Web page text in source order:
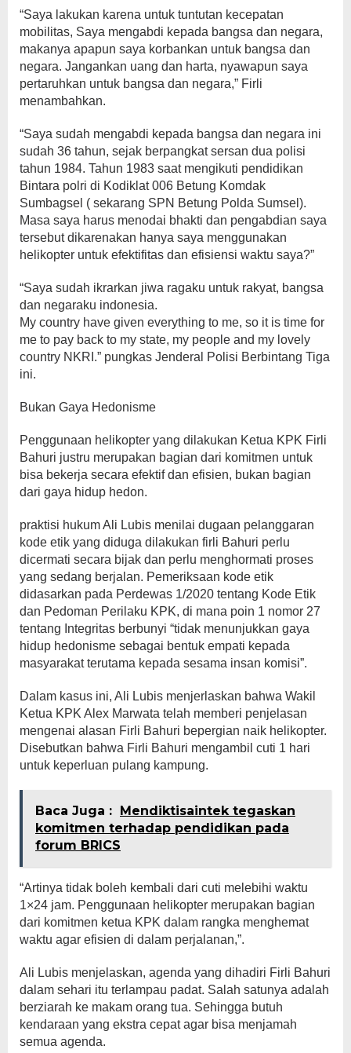
“Saya lakukan karena untuk tuntutan kecepatan
mobilitas, Saya mengabdi kepada bangsa dan negara,
makanya apapun saya korbankan untuk bangsa dan
negara. Jangankan uang dan harta, nyawapun saya
pertaruhkan untuk bangsa dan negara,” Firli
menambahkan.
“Saya sudah mengabdi kepada bangsa dan negara ini
sudah 36 tahun, sejak berpangkat sersan dua polisi
tahun 1984. Tahun 1983 saat mengikuti pendidikan
Bintara polri di Kodiklat 006 Betung Komdak
Sumbagsel ( sekarang SPN Betung Polda Sumsel).
Masa saya harus menodai bhakti dan pengabdian saya
tersebut dikarenakan hanya saya menggunakan
helikopter untuk efektifitas dan efisiensi waktu saya?”
“Saya sudah ikrarkan jiwa ragaku untuk rakyat, bangsa
dan negaraku indonesia.
My country have given everything to me, so it is time for
me to pay back to my state, my people and my lovely
country NKRI.” pungkas Jenderal Polisi Berbintang Tiga
ini.
Bukan Gaya Hedonisme
Penggunaan helikopter yang dilakukan Ketua KPK Firli
Bahuri justru merupakan bagian dari komitmen untuk
bisa bekerja secara efektif dan efisien, bukan bagian
dari gaya hidup hedon.
praktisi hukum Ali Lubis menilai dugaan pelanggaran
kode etik yang diduga dilakukan firli Bahuri perlu
dicermati secara bijak dan perlu menghormati proses
yang sedang berjalan. Pemeriksaan kode etik
didasarkan pada Perdewas 1/2020 tentang Kode Etik
dan Pedoman Perilaku KPK, di mana poin 1 nomor 27
tentang Integritas berbunyi “tidak menunjukkan gaya
hidup hedonisme sebagai bentuk empati kepada
masyarakat terutama kepada sesama insan komisi”.
Dalam kasus ini, Ali Lubis menjerlaskan bahwa Wakil
Ketua KPK Alex Marwata telah memberi penjelasan
mengenai alasan Firli Bahuri bepergian naik helikopter.
Disebutkan bahwa Firli Bahuri mengambil cuti 1 hari
untuk keperluan pulang kampung.
Baca Juga : Mendiktisaintek tegaskan
komitmen terhadap pendidikan pada
forum BRICS
“Artinya tidak boleh kembali dari cuti melebihi waktu
1×24 jam. Penggunaan helikopter merupakan bagian
dari komitmen ketua KPK dalam rangka menghemat
waktu agar efisien di dalam perjalanan,”.
Ali Lubis menjelaskan, agenda yang dihadiri Firli Bahuri
dalam sehari itu terlampau padat. Salah satunya adalah
berziarah ke makam orang tua. Sehingga butuh
kendaraan yang ekstra cepat agar bisa menjamah
semua agenda.